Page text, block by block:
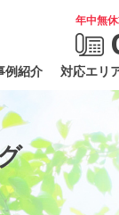
例紹介 対応エリ
年中無休